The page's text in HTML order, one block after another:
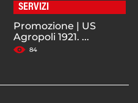
SERVIZI
Promozione | US
Agropoli 1921. ...
84